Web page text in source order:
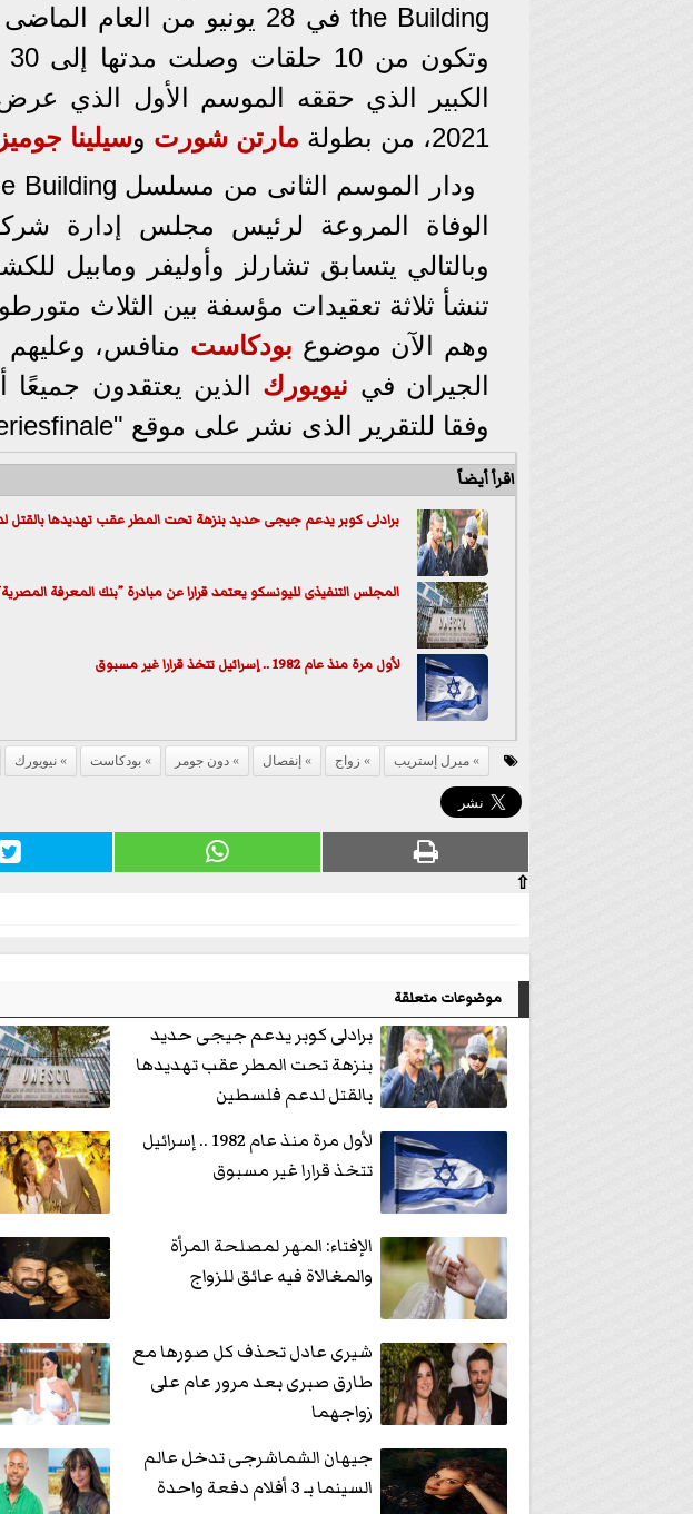
الكبير الذي حققه الموسم الأول
2021، من بطولة
مارتن شورت وسيلينا جوميز
الوفاة المروعة لرئيس مجلس إدارة شركة
وبالتالي يتسابق تشارلز وأوليفر ومابيل
تنشأ ثلاثة تعقيدات مؤسفة بين الثلاث
وهم الآن موضوع بودكاست منافس،
الجيران في نيويورك الذين يعتقدون جميعًا
وفقا للتقرير الذى نشر على موقع "tvseriesfinale".
اقرأ أيضاً
برادلى كوبر يدعم جيجى حديد بنزهة تحت المطر عقب تهديدها بالقتل
المجلس التنفيذى لليونسكو يعتمد قرارا عن مبادرة ”بنك المعرفة
لأول مرة منذ عام 1982 .. إسرائيل تتخذ قرارا غير مسبوق
ميرل إستريب زواج إنفصال دون جومر بودكاست نيويورك
⇧
موضوعات متعلقة
برادلى كوبر يدعم جيجى حديد
بنزهة تحت المطر عقب تهديدها
بالقتل لدعم فلسطين
لأول مرة منذ عام 1982 .. إسرائيل
تتخذ قرارا غير مسبوق
الإفتاء: المهر لمصلحة المرأة
والمغالاة فيه عائق للزواج
شيرى عادل تحذف كل صورها مع
طارق صبرى بعد مرور عام على
زواجهما
جيهان الشماشرجى تدخل عالم
السينما بـ 3 أفلام دفعة واحدة